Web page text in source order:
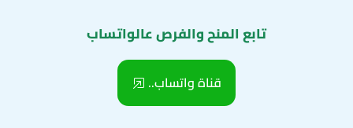
تابع المنح والفرص عالواتساب
قناة واتساب..